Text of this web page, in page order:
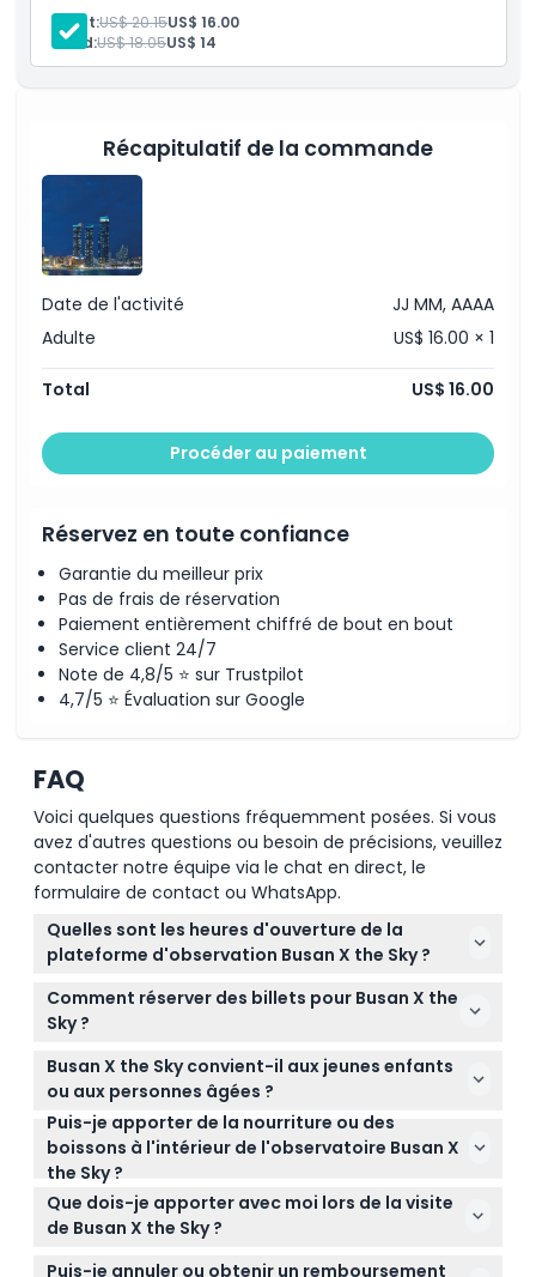
Inclus
Heures d'ouverture
Adult:US$ 20.15US$ 16.00
Child:US$ 18.05US$ 14
Récapitulatif de la commande
Date de l'activité
JJ MM, AAAA
Adulte
US$ 16.00 × 1
Total US$ 16.00
Procéder au paiement
Réservez en toute confiance
Garantie du meilleur prix
Pas de frais de réservation
Paiement entièrement chiffré de bout en bout
Service client 24/7
Note de 4,8/5 ⭐ sur Trustpilot
4,7/5 ⭐ Évaluation sur Google
FAQ
Voici quelques questions fréquemment posées. Si vous
avez d'autres questions ou besoin de précisions, veuillez
contacter notre équipe via le chat en direct, le
formulaire de contact ou WhatsApp.
Quelles sont les heures d'ouverture de la
plateforme d'observation Busan X the Sky ?
Busan X the Sky est ouvert tous les jours de 10h00 à
21h00, avec la dernière admission à 20h30 (horaires
susceptibles de changer — veuillez confirmer au
moment de la réservation).
Comment réserver des billets pour Busan X the
Sky ?
Vous pouvez facilement réserver vos billets en ligne
directement sur ce site Web, ce qui vous permet
de vérifier la disponibilité et de sécuriser la date et
l'heure de votre choix.
Busan X the Sky convient-il aux jeunes enfants
ou aux personnes âgées ?
Les enfants de moins de 36 mois entrent
gratuitement sur présentation de documents
valides, et des tarifs réduits sont appliqués pour les
enfants de 3 à 12 ans ainsi que pour les seniors de
65 ans et plus, ce qui en fait une expérience
Puis-je apporter de la nourriture ou des
boissons à l'intérieur de l'observatoire Busan X
the Sky ?
Les aliments et boissons extérieurs ne sont pas
autorisés dans l'observatoire, mais il y a d'excellents
restaurants sur place si vous souhaitez prendre un
repas ou une collation.
Que dois-je apporter avec moi lors de la visite
de Busan X the Sky ?
Apportez votre confirmation de réservation pour
Puis-je annuler ou obtenir un remboursement